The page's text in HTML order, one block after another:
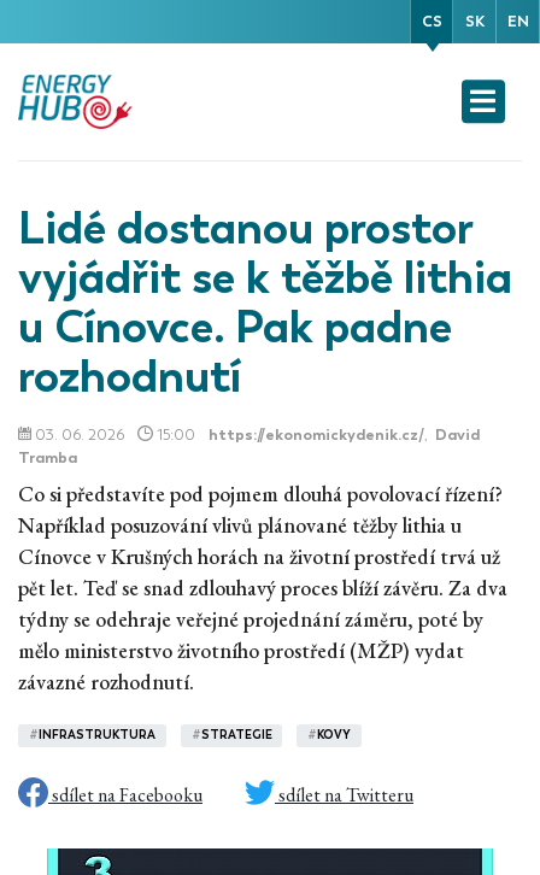
CS SK EN
Lidé dostanou prostor
vyjádřit se k těžbě lithia
u Cínovce. Pak padne
rozhodnutí
03. 06. 2026 15:00 https://ekonomickydenik.cz/
David
Tramba
Co si představíte pod pojmem dlouhá povolovací řízení?
Například posuzování vlivů plánované těžby lithia u
Cínovce v Krušných horách na životní prostředí trvá už
pět let. Teď se snad zdlouhavý proces blíží závěru. Za dva
týdny se odehraje veřejné projednání záměru, poté by
mělo ministerstvo životního prostředí (MŽP) vydat
závazné rozhodnutí.
#INFRASTRUKTURA #STRATEGIE #KOVY
sdílet na Facebooku sdílet na Twitteru